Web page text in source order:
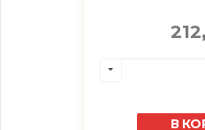
В